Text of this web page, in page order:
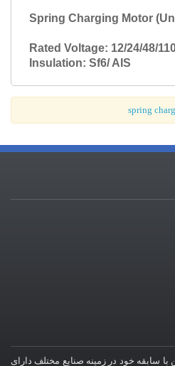
Spring Charging Motor
Rated Voltage: 12/24/48/
Insulation: Sf6/ AIS
spring
سابقه خود در زمینه صنایع مختلف دارای